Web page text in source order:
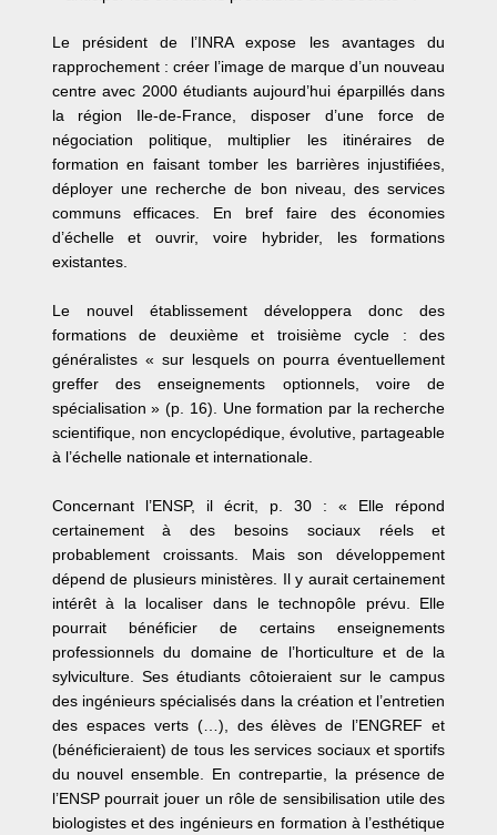
Le président de l’INRA expose les avantages du
rapprochement : créer l’image de marque d’un nouveau
centre avec 2000 étudiants aujourd’hui éparpillés dans
la région Ile-de-France, disposer d’une force de
négociation politique, multiplier les itinéraires de
formation en faisant tomber les barrières injustifiées,
déployer une recherche de bon niveau, des services
communs efficaces. En bref faire des économies
d’échelle et ouvrir, voire hybrider, les formations
existantes.
Le nouvel établissement développera donc des
formations de deuxième et troisième cycle : des
généralistes « sur lesquels on pourra éventuellement
greffer des enseignements optionnels, voire de
spécialisation » (p. 16). Une formation par la recherche
scientifique, non encyclopédique, évolutive, partageable
à l’échelle nationale et internationale.
Concernant l’ENSP, il écrit, p. 30 : « Elle répond
certainement à des besoins sociaux réels et
probablement croissants. Mais son développement
dépend de plusieurs ministères. Il y aurait certainement
intérêt à la localiser dans le technopôle prévu. Elle
pourrait bénéficier de certains enseignements
professionnels du domaine de l’horticulture et de la
sylviculture. Ses étudiants côtoieraient sur le campus
des ingénieurs spécialisés dans la création et l’entretien
des espaces verts (…), des élèves de l’ENGREF et
(bénéficieraient) de tous les services sociaux et sportifs
du nouvel ensemble. En contrepartie, la présence de
l’ENSP pourrait jouer un rôle de sensibilisation utile des
biologistes et des ingénieurs en formation à l’esthétique